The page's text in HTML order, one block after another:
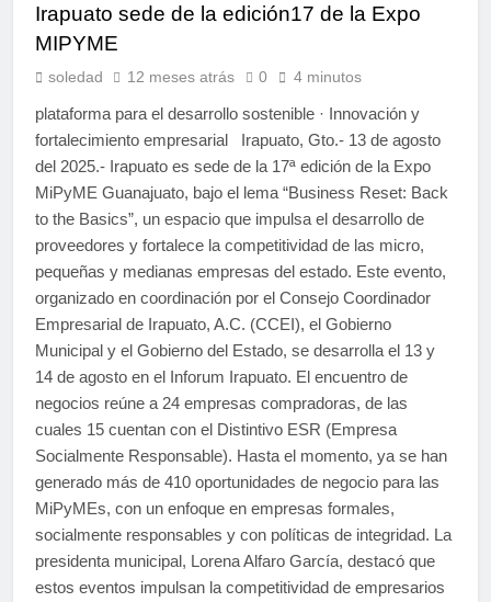
Irapuato sede de la edición17 de la Expo
MIPYME
soledad 12 meses atrás 0 4 minutos
plataforma para el desarrollo sostenible · Innovación y
fortalecimiento empresarial Irapuato, Gto.- 13 de agosto
del 2025.- Irapuato es sede de la 17ª edición de la Expo
MiPyME Guanajuato, bajo el lema “Business Reset: Back
to the Basics”, un espacio que impulsa el desarrollo de
proveedores y fortalece la competitividad de las micro,
pequeñas y medianas empresas del estado. Este evento,
organizado en coordinación por el Consejo Coordinador
Empresarial de Irapuato, A.C. (CCEI), el Gobierno
Municipal y el Gobierno del Estado, se desarrolla el 13 y
14 de agosto en el Inforum Irapuato. El encuentro de
negocios reúne a 24 empresas compradoras, de las
cuales 15 cuentan con el Distintivo ESR (Empresa
Socialmente Responsable). Hasta el momento, ya se han
generado más de 410 oportunidades de negocio para las
MiPyMEs, con un enfoque en empresas formales,
socialmente responsables y con políticas de integridad. La
presidenta municipal, Lorena Alfaro García, destacó que
estos eventos impulsan la competitividad de empresarios